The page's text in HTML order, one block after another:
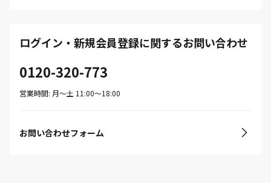
ログイン・新規会員登録に関するお問い合わせ
0120-320-773
営業時間: 月〜土 11:00〜18:00
お問い合わせフォーム